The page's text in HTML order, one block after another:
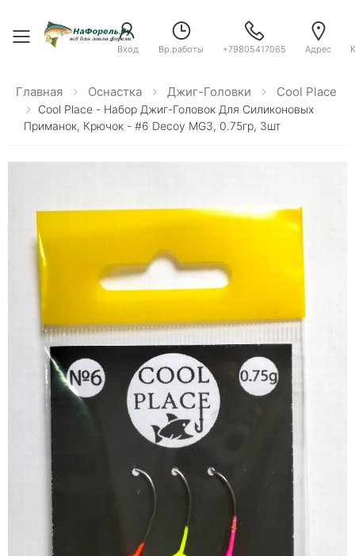
Toggle menu
Вход Вр.работы +79805417065 Адрес
Главная Оснастка Джиг-Головки Cool Place
Cool Place - Набор Джиг-Головок Для Силиконовых
Приманок, Крючок - #6 Decoy MG3, 0.75гр, 3шт